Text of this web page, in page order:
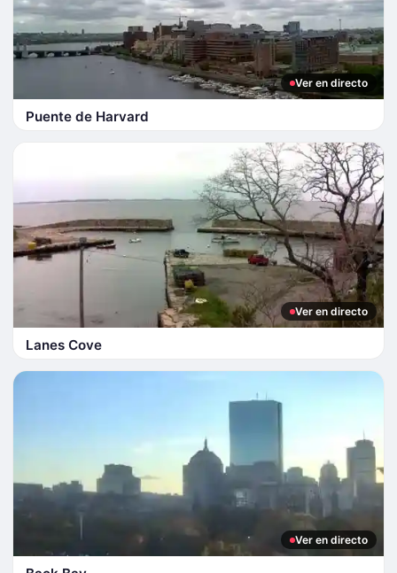
Ver en directo
Puente de Harvard
Ver en directo
Lanes Cove
Ver en directo